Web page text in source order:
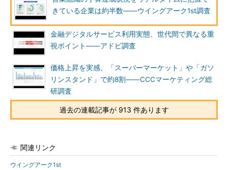
きている企業は約半数――ウイングアーク1st調査
金融デジタルサービス利用実態、世代間で異なる重
視ポイント――アドビ調査
価格上昇を実感、「スーパーマーケット」や「ガソ
リンスタンド」で約8割――CCCマーケティング総
研調査
過去の連載記事が 913 件あります
関連リンク
ウイングアーク1st